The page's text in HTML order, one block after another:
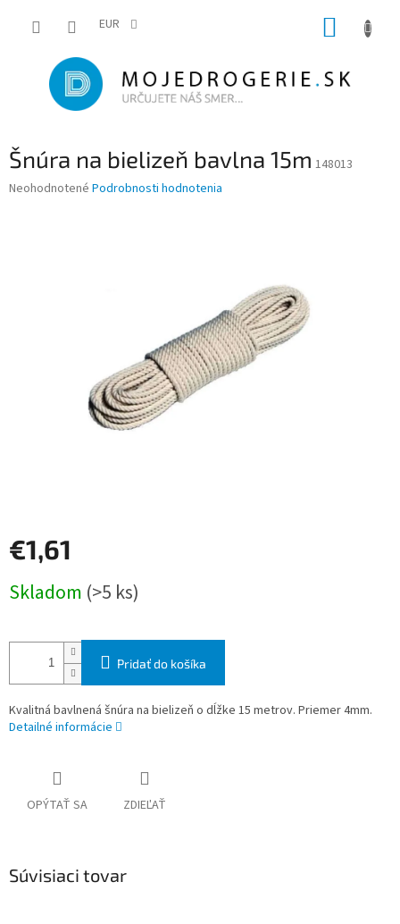
EUR
Šnúra na bielizeň bavlna 15m 148013
Priemerné
Neohodnotené Podrobnosti hodnotenia
€1,61
cena:
Skladom (>5 ks)
Pridať do košíka
Kvalitná bavlnená šnúra na bielizeň o dĺžke 15 metrov. Priemer 4mm.
Detailné informácie
OPÝTAŤ SA ZDIEĽAŤ
Súvisiaci tovar